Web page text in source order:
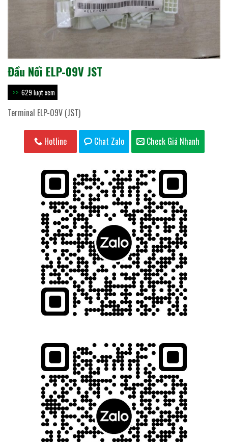
Đầu Nối ELP-09V JST
629 lượt xem
Terminal ELP-09V (JST)
Hotline Chat Zalo Check Giá Nhanh